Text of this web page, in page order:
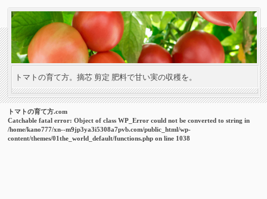
トマトの育て方。摘芯 剪定 肥料で甘い実の収穫を。
トマトの育て方.com
Catchable fatal error: Object of class WP_Error could not be converted to string in
/home/kano777/xn--m9jp3ya3i5308a7pvb.com/public_html/wp-
content/themes/01the_world_default/functions.php on line 1038